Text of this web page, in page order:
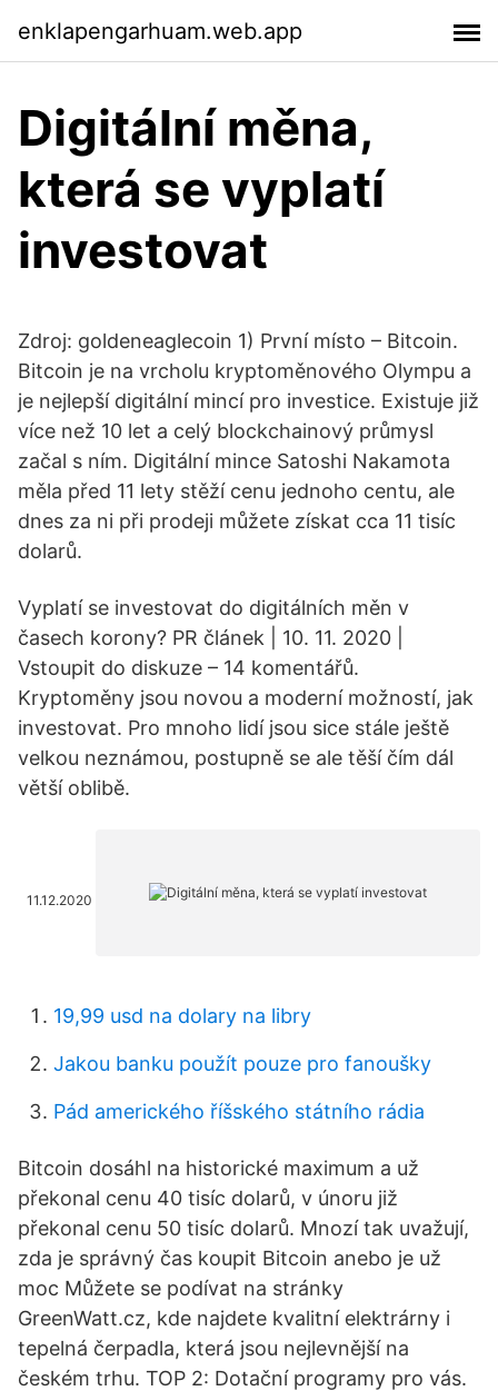
enklapengarhuam.web.app
Digitální měna,
která se vyplatí
investovat
Zdroj: goldeneaglecoin 1) První místo – Bitcoin.
Bitcoin je na vrcholu kryptoměnového Olympu a
je nejlepší digitální mincí pro investice. Existuje již
více než 10 let a celý blockchainový průmysl
začal s ním. Digitální mince Satoshi Nakamota
měla před 11 lety stěží cenu jednoho centu, ale
dnes za ni při prodeji můžete získat cca 11 tisíc
dolarů.
Vyplatí se investovat do digitálních měn v
časech korony? PR článek | 10. 11. 2020 |
Vstoupit do diskuze – 14 komentářů.
Kryptoměny jsou novou a moderní možností, jak
investovat. Pro mnoho lidí jsou sice stále ještě
velkou neznámou, postupně se ale těší čím dál
větší oblibě.
11.12.2020
19,99 usd na dolary na libry
Jakou banku použít pouze pro fanoušky
Pád amerického říšského státního rádia
Bitcoin dosáhl na historické maximum a už
překonal cenu 40 tisíc dolarů, v únoru již
překonal cenu 50 tisíc dolarů. Mnozí tak uvažují,
zda je správný čas koupit Bitcoin anebo je už
moc Můžete se podívat na stránky
GreenWatt.cz, kde najdete kvalitní elektrárny i
tepelná čerpadla, která jsou nejlevnější na
českém trhu. TOP 2: Dotační programy pro vás.